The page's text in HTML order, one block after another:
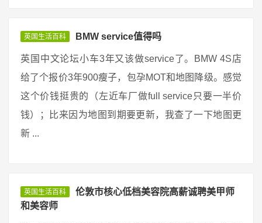
英国生活百科 BMW service值得吗
英国中文论坛小车3年又该做service了。BMW 4S店
给了个报价3年900瘦子，包孕MOT和地图降级。感觉
这个价钱挺贵的（左近车厂做full service只要一半价
钱）；比来因为地图到期要更新，我查了一下地图更
新 ...
英国生活百科
伦敦市核心低档美容院高薪诚聘美甲师
和美容师